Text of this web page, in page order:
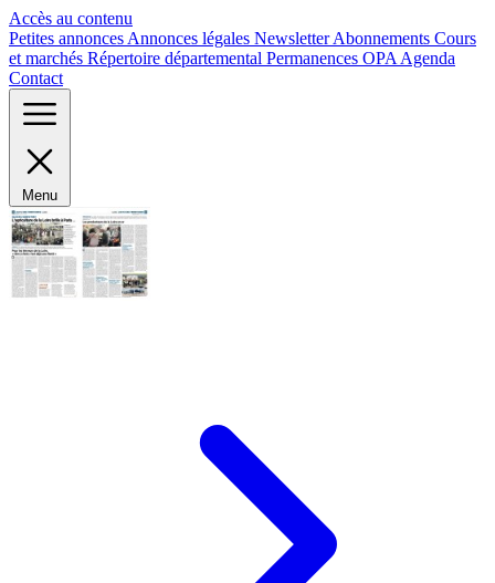
Accès au contenu
Petites annonces Annonces légales NewsletterAbonnements Cours
et marchés Répertoire départemental Permanences OPA Agenda
Contact
Menu
Panneau de gestion des cookies